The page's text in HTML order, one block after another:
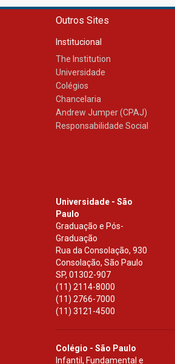
Outros Sites
Institucional
The Institution
Universidade
Colégios
Chancelaria
Andrew Jumper (CPAJ)
Responsabilidade Social
Universidade - São
Paulo
Graduação e Pós-
Graduação
Rua da Consolação, 930
Consolação, São Paulo
SP, 01302-907
(11) 2114-8000
(11) 2766-7000
(11) 3121-4500
Colégio - São Paulo
Infantil, Fundamental e